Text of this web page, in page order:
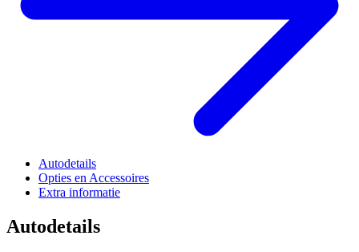
Autodetails
Opties en Accessoires
Extra informatie
Autodetails